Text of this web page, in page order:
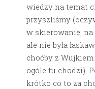
wiedzy na temat
przyszliśmy
w skierowanie, na
ale nie była
choćby z
ogóle tu chodzi).
krótko co to za